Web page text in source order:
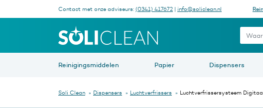
Contact met onze adviseurs: (0341) 417672 | info@soliclean.nl
Waar bent u naar
Reinigingsmiddelen Papier Dispensers
Soli Clean » Dispensers » Luchtverfrissers » Luchtverfrissersysteem